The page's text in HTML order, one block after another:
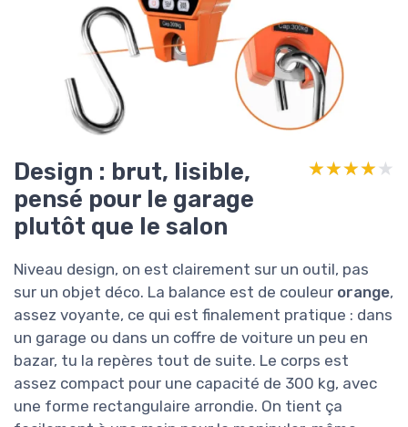
Design : brut, lisible,
pensé pour le garage
plutôt que le salon
★★★★★
★★★★★
Niveau design, on est clairement sur un outil, pas
sur un objet déco. La balance est de couleur orange,
assez voyante, ce qui est finalement pratique : dans
un garage ou dans un coffre de voiture un peu en
bazar, tu la repères tout de suite. Le corps est
assez compact pour une capacité de 300 kg, avec
une forme rectangulaire arrondie. On tient ça